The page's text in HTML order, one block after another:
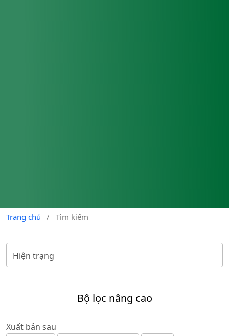
Trang chủ / Tìm kiếm
Bộ lọc nâng cao
Xuất bản sau